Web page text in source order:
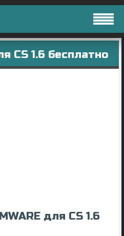
CS 1.6 бесплатно
для CS 1.6